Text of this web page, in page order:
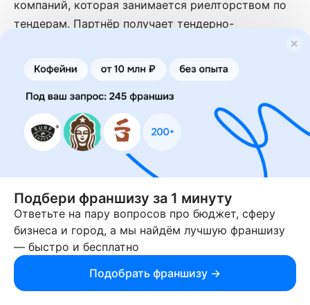
компаний, которая занимается риелторством по
тендерам. Партнёр получает тендерно-
информации по госторгам от компании, помощь в
развитии и необходимые инструменты для
старта.
Срочный выкуп недвижимости
Франшиза выкупа недвижимости по ценам ниже
на 20-50% рыночных по нестандартной модели.
Партнёр получает личное обучение от основателя
компании, весь набор инструментов,
необходимой для успешной работы.
Перспектива 24
Подбери франшизу за 1 минуту
Ответьте на пару вопросов про бюджет, сферу
бизнеса и город, а мы найдём лучшую франшизу
— быстро и бесплатно
Подобрать франшизу →